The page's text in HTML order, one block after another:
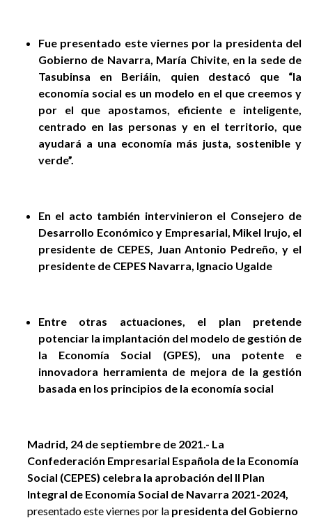
Fue presentado este viernes por la presidenta del
Gobierno de Navarra, María Chivite, en la sede de
Tasubinsa en Beriáin, quien destacó que “la
economía social es un modelo en el que creemos y
por el que apostamos, eficiente e inteligente,
centrado en las personas y en el territorio, que
ayudará a una economía más justa, sostenible y
verde”.
En el acto también intervinieron el Consejero de
Desarrollo Económico y Empresarial, Mikel Irujo, el
presidente de CEPES, Juan Antonio Pedreño, y el
presidente de CEPES Navarra, Ignacio Ugalde
Entre otras actuaciones, el plan pretende
potenciar la implantación del modelo de gestión de
la Economía Social (GPES), una potente e
innovadora herramienta de mejora de la gestión
basada en los principios de la economía social
Madrid, 24 de septiembre de 2021.- La
Confederación Empresarial Española de la Economía
Social (CEPES) celebra la aprobación del II Plan
Integral de Economía Social de Navarra 2021-2024,
presentado este viernes por la presidenta del Gobierno